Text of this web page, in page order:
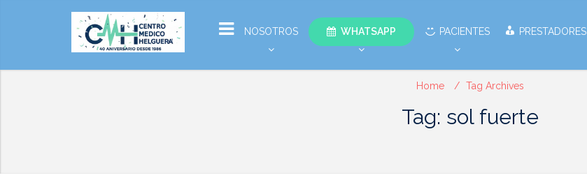
NOSOTROS WHATSAPP PACIENTES PRESTADORES
Home Tag Archives
Tag: sol fuerte